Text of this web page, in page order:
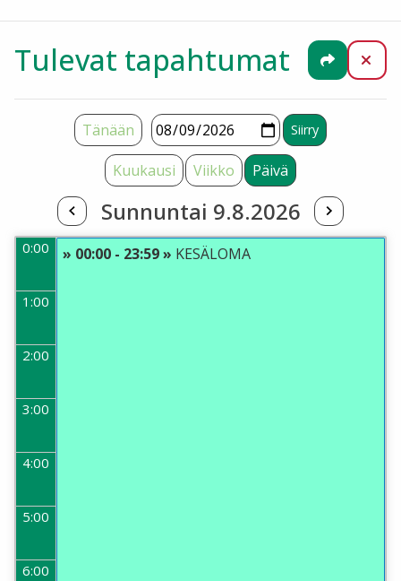
Tulevat tapahtumat Jaa
Kuukausi Viikko Päivä
Sunnuntai 9.8.2026
Tänään
0:00
1:00
2:00
3:00
4:00
5:00
6:00
» 00:00 - 23:59 » KESÄLOMA